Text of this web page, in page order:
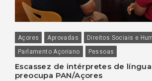
Açores Aprovadas Direitos Sociais e
Parlamento Açoriano
Pessoas
Escassez de intérpretes de
preocupa PAN/Açores